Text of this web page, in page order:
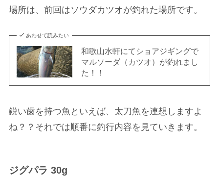
場所は、前回はソウダカツオが釣れた場所です。
あわせて読みたい
和歌山水軒にてショアジギングで
マルソーダ（カツオ）が釣れまし
た！！
鋭い歯を持つ魚といえば、太刀魚を連想しますよ
ね？？それでは順番に釣行内容を見ていきます。
ジグパラ 30g